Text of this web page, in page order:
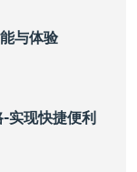
与体验
实现快捷便利